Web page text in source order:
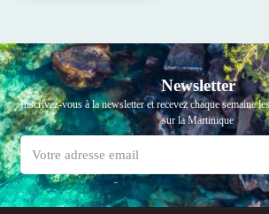
Newsletter
Inscrivez-vous à la newsletter et recevez chaque semaine
sur la Martinique